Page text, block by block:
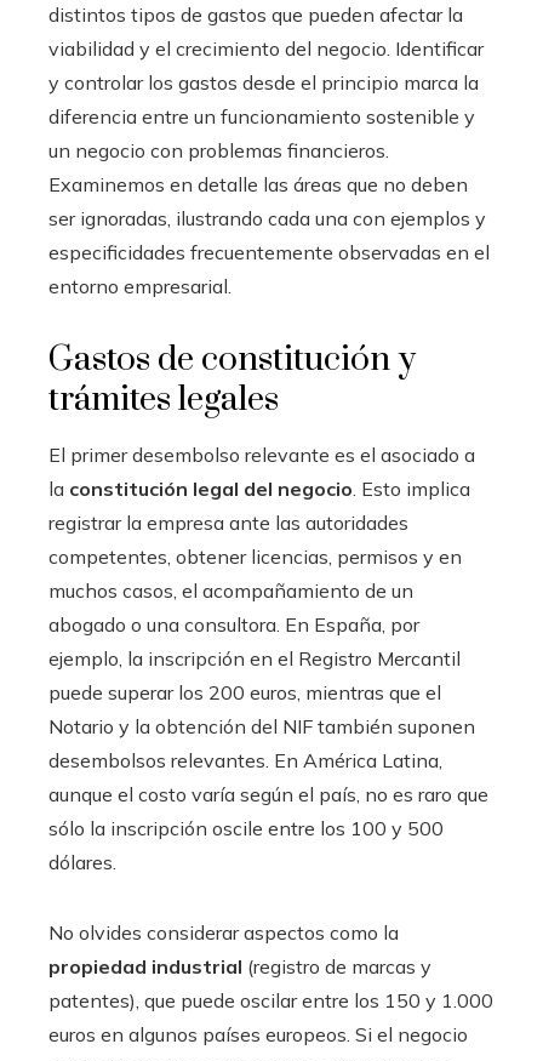
distintos tipos de gastos que pueden afectar la
viabilidad y el crecimiento del negocio. Identificar
y controlar los gastos desde el principio marca la
diferencia entre un funcionamiento sostenible y
un negocio con problemas financieros.
Examinemos en detalle las áreas que no deben
ser ignoradas, ilustrando cada una con ejemplos y
especificidades frecuentemente observadas en el
entorno empresarial.
Gastos de constitución y
trámites legales
El primer desembolso relevante es el asociado a
la constitución legal del negocio . Esto implica
registrar la empresa ante las autoridades
competentes, obtener licencias, permisos y en
muchos casos, el acompañamiento de un
abogado o una consultora. En España, por
ejemplo, la inscripción en el Registro Mercantil
puede superar los 200 euros, mientras que el
Notario y la obtención del NIF también suponen
desembolsos relevantes. En América Latina,
aunque el costo varía según el país, no es raro que
sólo la inscripción oscile entre los 100 y 500
dólares.
No olvides considerar aspectos como la
propiedad industrial (registro de marcas y
patentes), que puede oscilar entre los 150 y 1.000
euros en algunos países europeos. Si el negocio